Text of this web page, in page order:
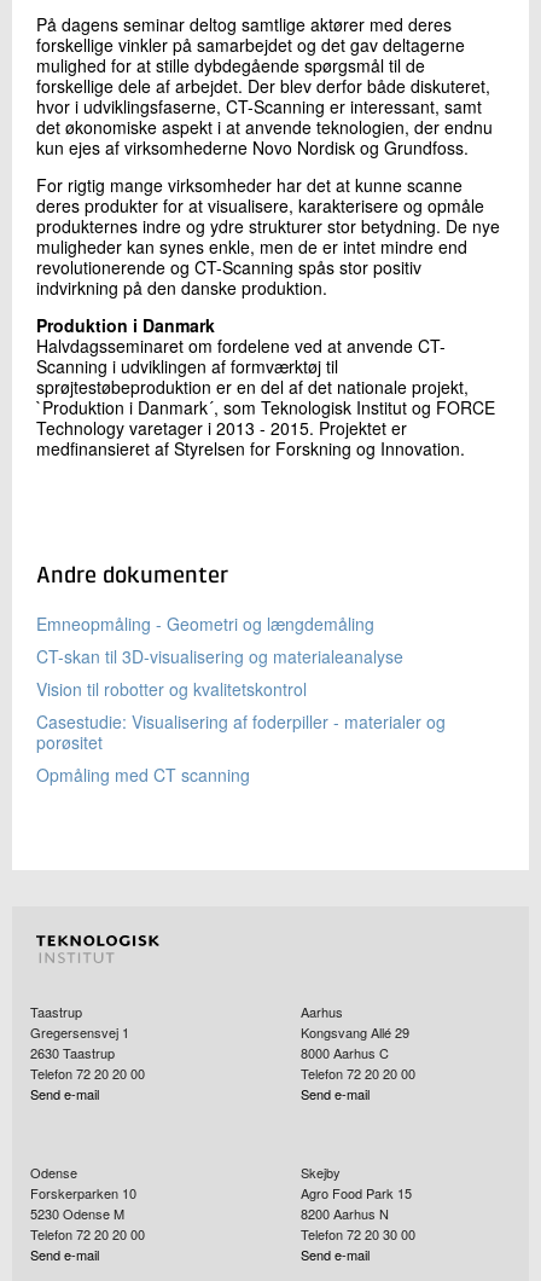
På dagens seminar deltog samtlige aktører med deres
forskellige vinkler på samarbejdet og det gav deltagerne
mulighed for at stille dybdegående spørgsmål til de
forskellige dele af arbejdet. Der blev derfor både diskuteret,
hvor i udviklingsfaserne, CT-Scanning er interessant, samt
det økonomiske aspekt i at anvende teknologien, der endnu
kun ejes af virksomhederne Novo Nordisk og Grundfoss.
For rigtig mange virksomheder har det at kunne scanne
deres produkter for at visualisere, karakterisere og opmåle
produkternes indre og ydre strukturer stor betydning. De nye
muligheder kan synes enkle, men de er intet mindre end
revolutionerende og CT-Scanning spås stor positiv
indvirkning på den danske produktion.
Produktion i Danmark
Halvdagsseminaret om fordelene ved at anvende CT-
Scanning i udviklingen af formværktøj til
sprøjtestøbeproduktion er en del af det nationale projekt,
`Produktion i Danmark´, som Teknologisk Institut og FORCE
Technology varetager i 2013 - 2015. Projektet er
medfinansieret af Styrelsen for Forskning og Innovation.
Andre dokumenter
Emneopmåling - Geometri og længdemåling
CT-skan til 3D-visualisering og materialeanalyse
Vision til robotter og kvalitetskontrol
Casestudie: Visualisering af foderpiller - materialer og
porøsitet
Opmåling med CT scanning
Taastrup
Gregersensvej 1
2630Taastrup
Telefon 72 20 20 00
Send e-mail
Aarhus
Kongsvang Allé 29
8000Aarhus C
Telefon 72 20 20 00
Send e-mail
Odense
Forskerparken 10
5230Odense M
Telefon 72 20 20 00
Send e-mail
Skejby
Agro Food Park 15
8200Aarhus N
Telefon 72 20 30 00
Send e-mail